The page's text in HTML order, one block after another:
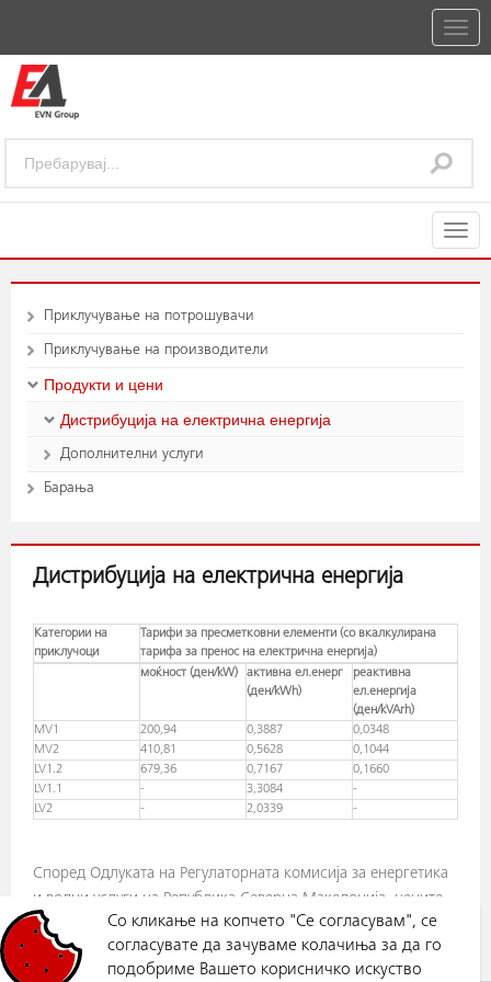
Приклучување на потрошувачи
Приклучување на производители
Продукти и цени
Дистрибуција на електрична енергија
Дополнителни услуги
Барања
Дистрибуција на електрична енергија
Kатегории на
приклучоци
Тарифи за пресметковни елементи (со вкалкулирана
тарифа за пренос на електрична енергија)
моќност (ден/kW)
активна ел.енерг
(ден/kWh)
реактивна
ел.енергија
(ден/kVArh)
MV1
200,94 0,3887
0,0348
MV2
410,81 0,5628
0,1044
LV1.2
679,36 0,7167
0,1660
LV1.1
- 3,3084
-
LV2
- 2,0339 -
Според Одлуката на Регулаторната комисија за енергетика
и водни услуги на Република Северна Македонија, цените
ќе се применуваат почнувајќи од 01.01.2026
Со кликање на копчето "Се согласувам", се
согласувате да зачуваме колачиња за да го
подобриме Вашето корисничко искуство